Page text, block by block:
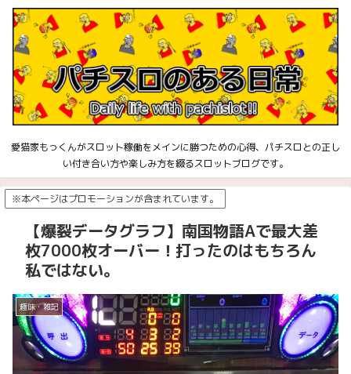
愛猫家もっくんがスロット稼働をメインに勝つための心得、パチスロとの正し
い付き合い方や楽しみ方を綴るスロットブログです。
※本ページはプロモーションが含まれています。
【爆裂データグラフ】南国物語Aで最大差
枚7000枚オーバー！打ったのはもちろん
私ではない。
趣味・雑記